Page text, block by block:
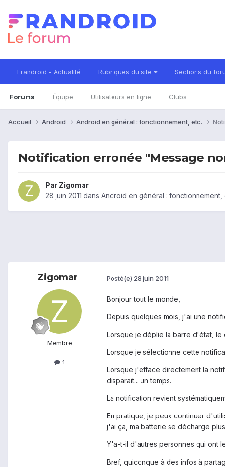
Frandroid - Actualité Rubriques du site Sections du
Forums Équipe Utilisateurs en ligne Clubs
Accueil Android Android en général : fonctionnement, etc.
Notification erronée "Message
Par Zigomar
28 juin 2011 dans Android en général : fonctionnement,
Zigomar
Membre
1
Posté(e) 28 juin 2011
Bonjour tout le monde,
Depuis quelques mois, j'ai une
Lorsque je déplie la barre d'état, le
Lorsque je sélectionne cette
Lorsque j'efface directement la
disparait... un temps.
La notification revient
En pratique, je peux continuer
j'ai ça, ma batterie se décharge
Y'a-t-il d'autres personnes qui ont
Bref, quiconque à des infos à